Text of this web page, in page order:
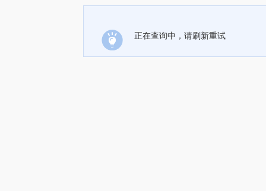
正在查询中，请刷新重试